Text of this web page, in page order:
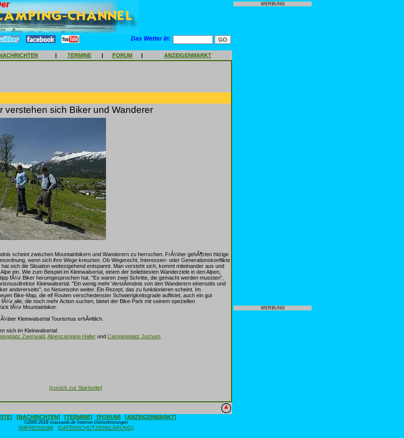
Das Wetter in:
| TERMINE | FORUM | ANZEIGENMARKT
verstehen sich Biker und Wanderer
scheint zwischen Mountainbikern und Wanderern zu herrschen. FrÃ¼her gehÃ¶rten hitzige
wenn sich ihre Wege kreuzten. Ob Wegerecht, Interessen- oder Generationskonflikte
sich die Situation weitestgehend entspannt. Man versteht sich, kommt miteinander aus und
ein. Wie zum Beispiel im Kleinwalsertal, einem der beliebtesten Wanderziele in den Alpen,
fÃ¼r Biker herumgesprochen hat. "Es waren zwei Schritte, die gemacht werden mussten",
Kleinwalsertal. "Ein wenig mehr VerstÃ¤ndnis von den Wanderern einerseits und
andererseits", so Nesensohn weiter. Ein Rezept, das zu funktionieren scheint. Im
Bike-Map, die elf Routen verschiedenster Schwierigkeitsgrade auflistet, auch ein gut
alle, die noch mehr Action suchen, bietet der Bike-Park mit seinem speziellen
fÃ¼r Mountainbiker.
Kleinwalsertal Tourismus erhÃ¤ltlich.
sich im Kleinwalsertal:
Zwerwald Alpencamping Haller und Campingplatz Jochum
[zurück zur Startseite]
[NACHRICHTEN] [TERMINE] [FORUM] [ANZEIGENMARKT]
©2000-2018 maxxweb.de Internet-Dienstleistungen
[IMPRESSUM] [DATENSCHUTZERKLÄRUNG]
WERBUNG
WERBUNG